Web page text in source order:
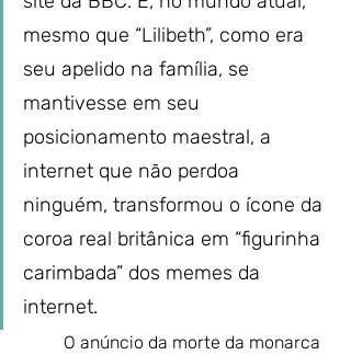
mesmo que “Lilibeth”, como era
seu apelido na família, se
mantivesse em seu
posicionamento maestral, a
internet que não perdoa
ninguém, transformou o ícone da
coroa real britânica em “figurinha
carimbada” dos memes da
internet.
O anúncio da morte da monarca